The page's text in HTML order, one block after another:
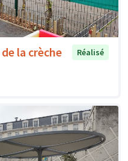
la crèche
Réalisé